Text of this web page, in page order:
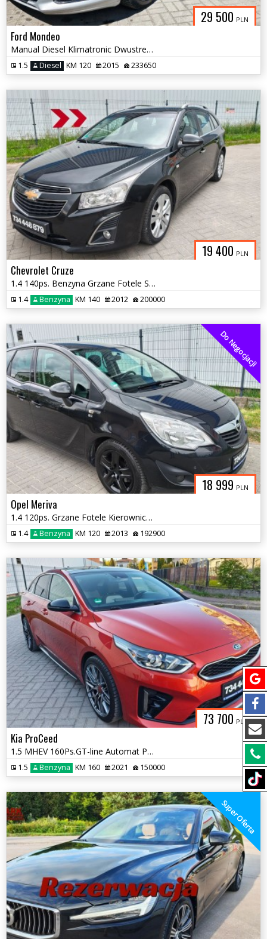
29 500 PLN
Ford Mondeo
Manual Diesel Klimatronic Dwustrefowy Grzane Fotele Serwis do Końca
1.5 Diesel KM 120 2015 233650
19 400 PLN
Chevrolet Cruze
1.4 140ps. Benzyna Grzane Fotele Skóra Navi Model 2013
1.4 Benzyna KM 140 2012 200000
18 999 PLN
Do Negocjacji
Opel Meriva
1.4 120ps. Grzane Fotele Kierownica Klimatyzacja 2013
1.4 Benzyna KM 120 2013 192900
73 700 PLN
Kia ProCeed
1.5 MHEV 160Ps.GT-line Automat Panorama Bezwypadek 2021r.
1.5 Benzyna KM 160 2021 150000
Super Oferta